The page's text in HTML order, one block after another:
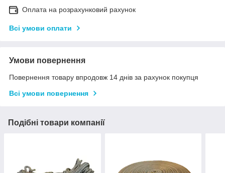
Оплата на розрахунковий рахунок
Всі умови оплати
Умови повернення
Повернення товару впродовж 14 днів за рахунок покупця
Всі умови повернення
Подібні товари компанії